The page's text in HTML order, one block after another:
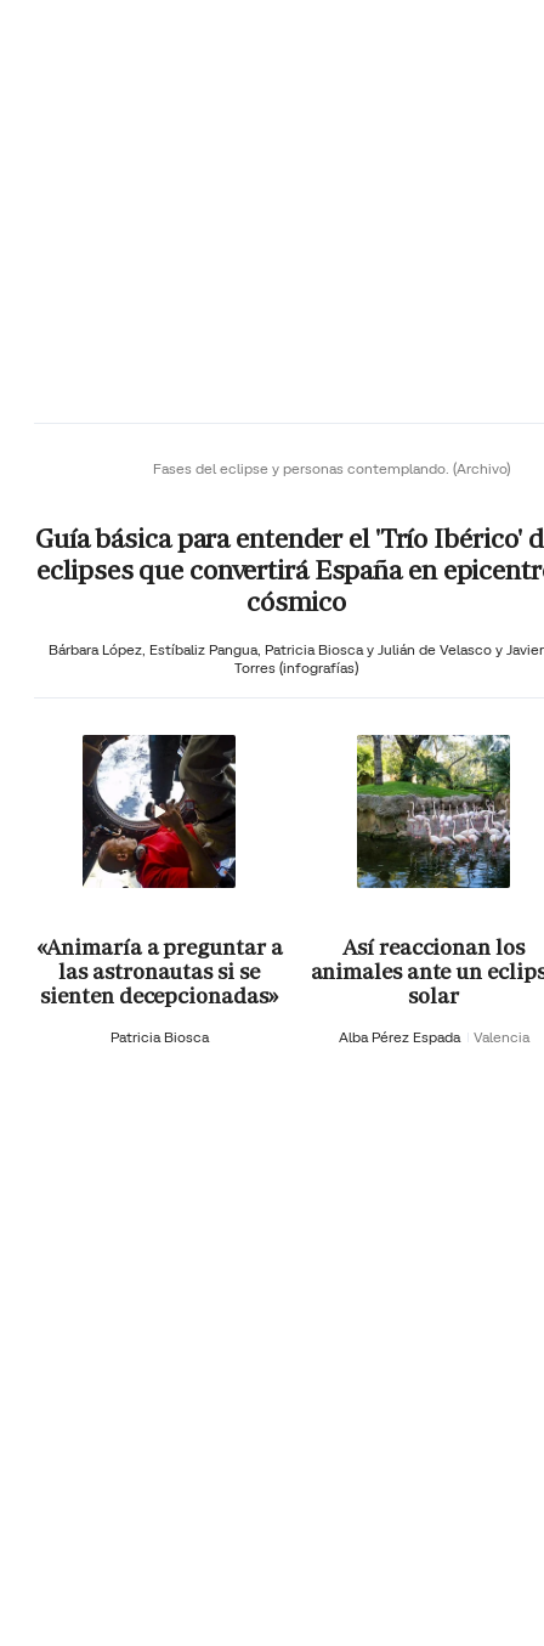
Fases del eclipse y personas contemplando. (Archivo)
Guía básica para entender el 'Trío Ibérico'
eclipses que convertirá España en
cósmico
Bárbara López, Estíbaliz Pangua, Patricia Biosca y Julián de Velasco y Javier
Torres (infografías)
«Animaría a preguntar a
las astronautas si se
sienten decepcionadas»
Patricia Biosca
Así reaccionan los
animales ante un
solar
Alba Pérez Espada Valencia